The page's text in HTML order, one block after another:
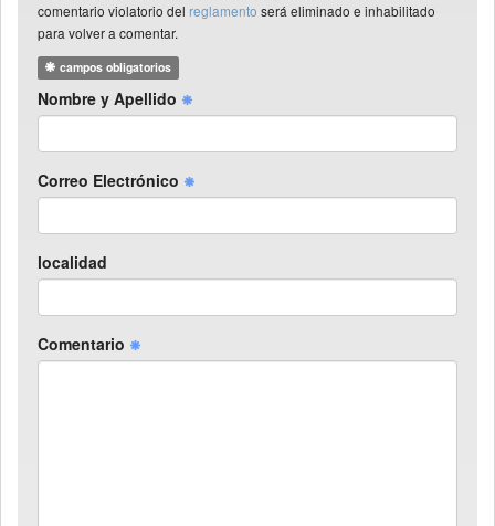
comentario violatorio del reglamento será eliminado e inhabilitado
para volver a comentar.
campos obligatorios
Nombre y Apellido
Correo Electrónico
localidad
Comentario